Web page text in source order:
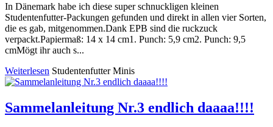
In Dänemark habe ich diese super schnuckligen kleinen
Studentenfutter-Packungen gefunden und direkt in allen vier Sorten,
die es gab, mitgenommen.Dank EPB sind die ruckzuck
verpackt.Papiermaß: 14 x 14 cm1. Punch: 5,9 cm2. Punch: 9,5
cmMögt ihr auch s...
Weiterlesen Studentenfutter Minis
Sammelanleitung Nr.3 endlich daaaa!!!!